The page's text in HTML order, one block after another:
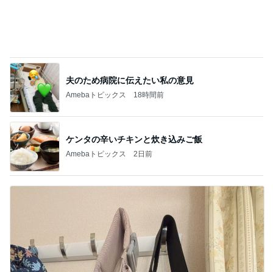
ケンタの辛いチキンと炊き込みご飯
Amebaトピックス 2日前
娘の抱っこ移動が楽になるバッグ